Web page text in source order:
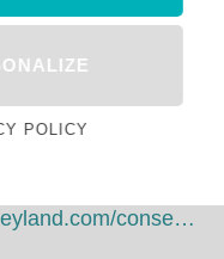
conse…
POLICY